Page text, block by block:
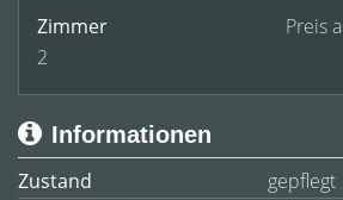
Zimmer
2
Preis
Informationen
Zustand
gepflegt